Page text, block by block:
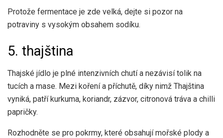
Protože fermentace je zde velká, dejte si pozor na
potraviny s vysokým obsahem sodíku.
5. thajština
Thajské jídlo je plné intenzivních chutí a nezávisí tolik na
tucích a mase. Mezi koření a příchutě, díky nimž Thajština
vyniká, patří kurkuma, koriandr, zázvor, citronová tráva a chilli
papričky.
Rozhodněte se pro pokrmy, které obsahují mořské plody a